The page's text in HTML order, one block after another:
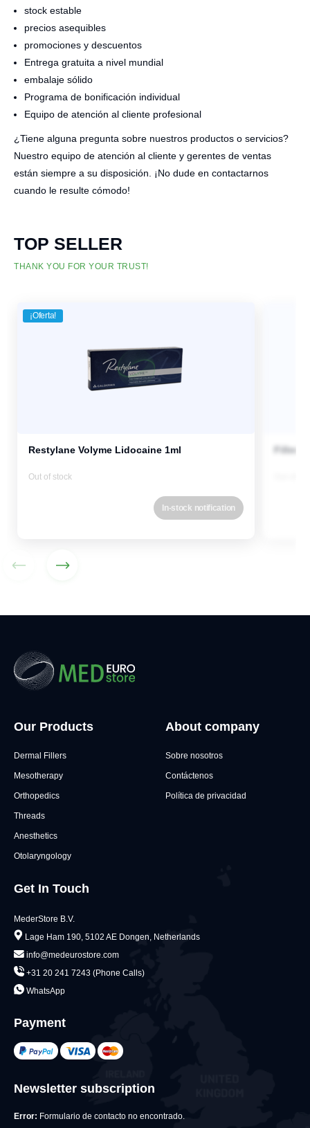
stock estable
precios asequibles
promociones y descuentos
Entrega gratuita a nivel mundial
embalaje sólido
Programa de bonificación individual
Equipo de atención al cliente profesional
¿Tiene alguna pregunta sobre nuestros productos o servicios?
Nuestro equipo de atención al cliente y gerentes de ventas
están siempre a su disposición. ¡No dude en contactarnos
cuando le resulte cómodo!
TOP SELLER
THANK YOU FOR YOUR TRUST!
¡Oferta!
Restylane Volyme Lidocaine 1ml
Out of stock
In-stock notification
Our Products
Dermal Fillers
Mesotherapy
Orthopedics
Threads
Anesthetics
Otolaryngology
About company
Sobre nosotros
Contáctenos
Política de privacidad
Get In Touch
MederStore B.V.
Lage Ham 190, 5102 AE Dongen, Netherlands
info@medeurostore.com
+31 20 241 7243 (Phone Calls)
WhatsApp
Payment
Newsletter subscription
Error: Formulario de contacto no encontrado.